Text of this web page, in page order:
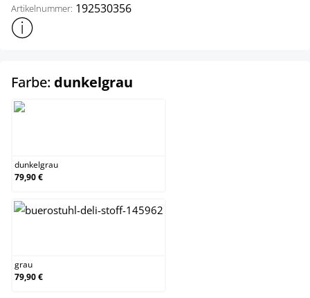
Artikelnummer: 192530356
Weitere Produktinformationen anzeigen
Farbe: dunkelgrau
dunkelgrau
79,90 €
grau
79,90 €